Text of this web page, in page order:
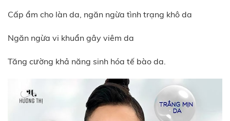
Cấp ẩm cho làn da, ngăn ngừa tình trạng khô da
Ngăn ngừa vi khuẩn gây viêm da
Tăng cường khả năng sinh hóa tế bào da.